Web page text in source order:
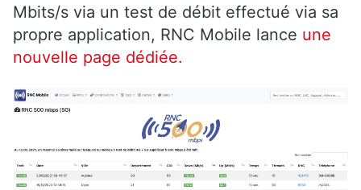
Mbits/s via un test de débit effectué via sa
propre application, RNC Mobile lance une
nouvelle page dédiée.